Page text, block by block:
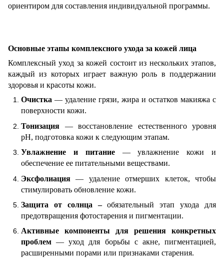
ориентиром для составления индивидуальной программы.
Основные этапы комплексного ухода за кожей лица
Комплексный уход за кожей состоит из нескольких этапов,
каждый из которых играет важную роль в поддержании
здоровья и красоты кожи.
Очистка — удаление грязи, жира и остатков макияжа с
поверхности кожи.
Тонизация —
восстановление естественного уровня
pH, подготовка кожи к следующим этапам.
Увлажнение и питание —увлажнение кожи и
обеспечение ее питательными веществами.
Эксфолиация— удаление отмерших клеток, чтобы
стимулировать обновление кожи.
Защита от солнца –обязательный этап ухода для
предотвращения фотостарения и пигментации.
Активные компоненты для решения конкретных
проблем— уход для борьбы с акне, пигментацией,
расширенными порами или признаками старения.